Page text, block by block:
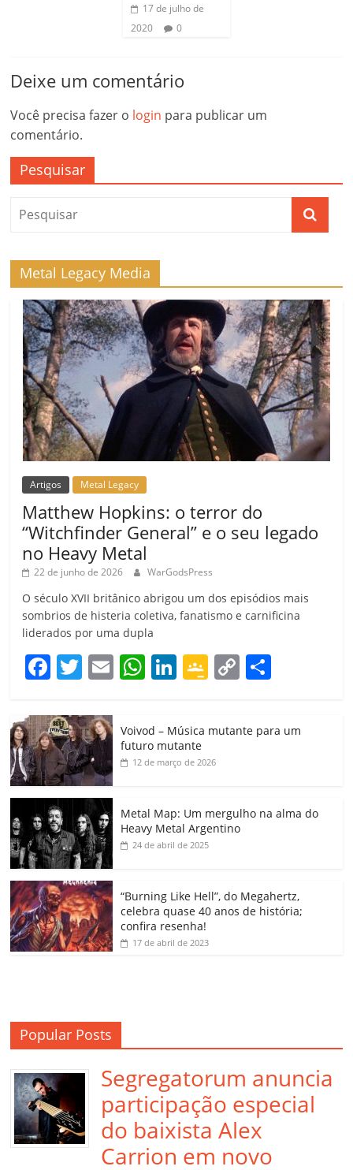
17 de julho de
2020
0
Deixe um comentário
Você precisa fazer o login para publicar um
comentário.
Pesquisar
Metal Legacy Media
Artigos Metal Legacy
Matthew Hopkins: o terror do
“Witchfinder General” e o seu legado
no Heavy Metal
22 de junho de 2026 WarGodsPress
O século XVII britânico abrigou um dos episódios mais
sombrios de histeria coletiva, fanatismo e carnificina
liderados por uma dupla
F
c
e
b
o
o
k
T
itt
er
E
ai
W
at
s
A
p
Li
k
e
dI
G
gl
e
a
ss
o
m
C
y
k
p
h
Voivod – Música mutante para um
futuro mutante
12 de março de 2026
Metal Map: Um mergulho na alma do
Heavy Metal Argentino
24 de abril de 2025
“Burning Like Hell”, do Megahertz,
celebra quase 40 anos de história;
confira resenha!
17 de abril de 2023
Popular Posts
Segregatorum anuncia
participação especial
do baixista Alex
Carrion em novo